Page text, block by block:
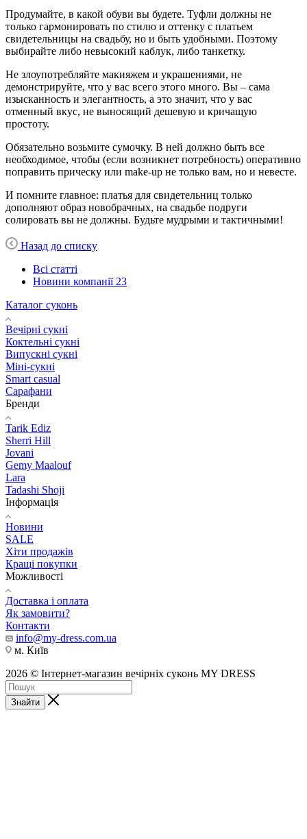
Продумайте, в какой обуви вы будете. Туфли должны не
только гармонировать по стилю и оттенку с платьем
свидетельницы на свадьбу, но и быть удобными. Поэтому
выбирайте либо невысокий каблук, либо танкетку.
Не злоупотребляйте макияжем и украшениями, не
демонстрируйте, что у вас всего этого много. Вы – сама
изысканность и элегантность, а это значит, что у вас
отменный вкус, не выносящий дешевую и кричащую
простоту.
Обязательно возьмите сумочку. В ней должно быть все
необходимое, чтобы (если возникнет потребность) оперативно
поправить прическу или make-up не только вам, но и невесте.
И помните главное: платья для свидетельниц только
дополняют образ новобрачных, на свадьбе подруги
солировать вы не должны. Будьте мудрыми и тактичными!
Назад до списку
Всі статті
Новини компанії 23
Каталог суконь
Вечірні сукні
Коктельні сукні
Випускні сукні
Міні-сукні
Smart casual
Сарафани
Бренди
Tarik Ediz
Sherri Hill
Jovani
Gemy Maalouf
Lara
Tadashi Shoji
Інформація
Новини
SALE
Хіти продажів
Кращі покупки
Можливості
Доставка і оплата
Як замовити?
Контакти
info@my-dress.com.ua
м. Київ
2026 © Інтернет-магазин вечірніх суконь MY DRESS
Знайти